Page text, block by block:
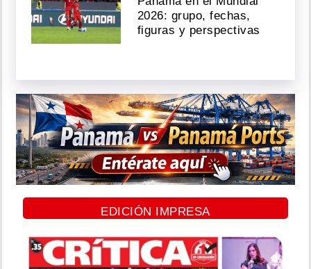
2026: grupo, fechas,
figuras y perspectivas
EDICIÓN IMPRESA